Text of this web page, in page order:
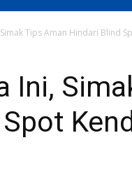
Tips Aman Hindari Blind
Ini,